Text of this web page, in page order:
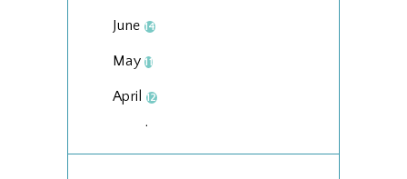
June 14
May11
April 12
March